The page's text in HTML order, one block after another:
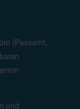
(Passamt,
und